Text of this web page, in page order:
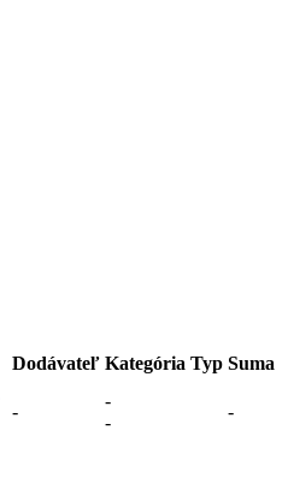
Dodávateľ Kategória Typ Suma
-
-
-
-